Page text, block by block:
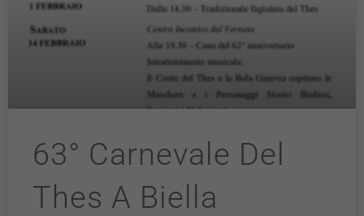
63° Carnevale Del
Thes A Biella